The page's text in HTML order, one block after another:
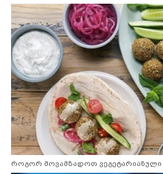
როგორ მოვამზადოთ